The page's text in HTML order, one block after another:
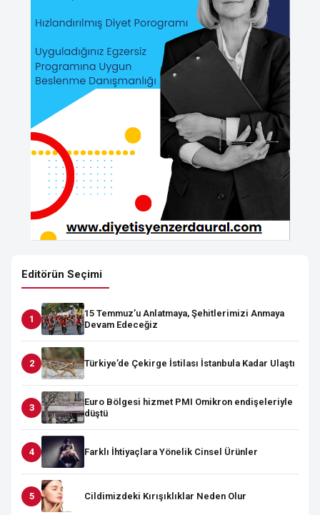
Editörün Seçimi
15 Temmuz’u Anlatmaya, Şehitlerimizi Anmaya
Devam Edeceğiz
Türkiye’de Çekirge İstilası İstanbula Kadar Ulaştı
Euro Bölgesi hizmet PMI Omikron endişeleriyle
düştü
Farklı İhtiyaçlara Yönelik Cinsel Ürünler
Cildimizdeki Kırışıklıklar Neden Olur